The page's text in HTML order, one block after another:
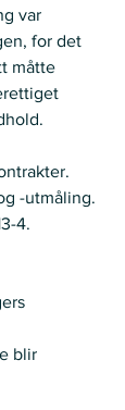
var
for det
måtte
-utmåling.
4.
blir